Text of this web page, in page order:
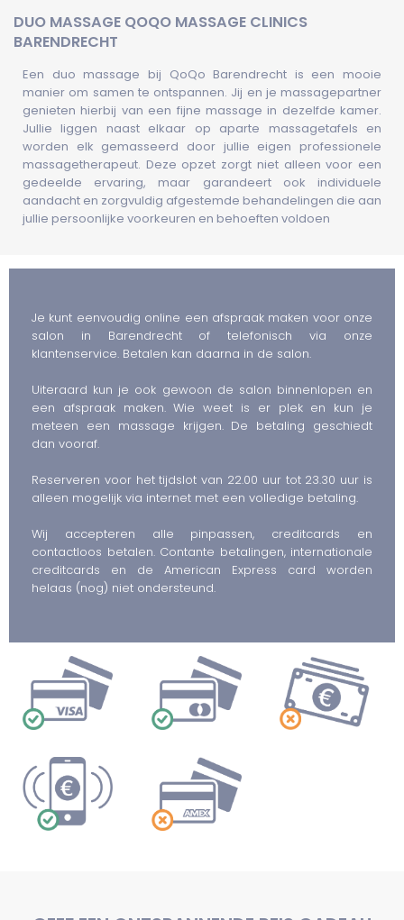
DUO MASSAGE QOQO MASSAGE CLINICS
BARENDRECHT
Een duo massage bij QoQo Barendrecht is een mooie
manier om samen te ontspannen. Jij en je massagepartner
genieten hierbij van een fijne massage in dezelfde kamer.
Jullie liggen naast elkaar op aparte massagetafels en
worden elk gemasseerd door jullie eigen professionele
massagetherapeut. Deze opzet zorgt niet alleen voor een
gedeelde ervaring, maar garandeert ook individuele
aandacht en zorgvuldig afgestemde behandelingen die aan
jullie persoonlijke voorkeuren en behoeften voldoen
Je kunt eenvoudig online een afspraak maken voor onze
salon in Barendrecht of telefonisch via onze
klantenservice. Betalen kan daarna in de salon.
Uiteraard kun je ook gewoon de salon binnenlopen en
een afspraak maken. Wie weet is er plek en kun je
meteen een massage krijgen. De betaling geschiedt
dan vooraf.
Reserveren voor het tijdslot van 22.00 uur tot 23.30 uur is
alleen mogelijk via internet met een volledige betaling.
Wij accepteren alle pinpassen, creditcards en
contactloos betalen. Contante betalingen, internationale
creditcards en de American Express card worden
helaas (nog) niet ondersteund.